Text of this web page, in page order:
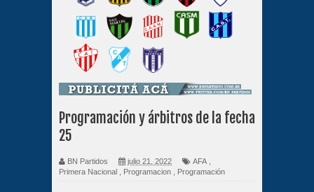
Programación y árbitros de la fecha
25
BN Partidos julio 21, 2022 AFA
Primera Nacional
Programacion Programación